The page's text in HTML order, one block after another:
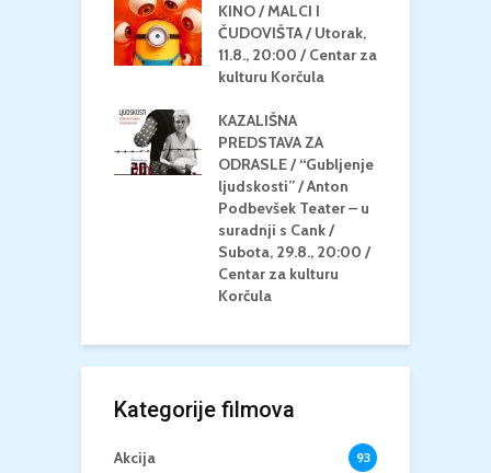
KINO / MALCI I
ČUDOVIŠTA / Utorak,
11.8., 20:00 / Centar za
kulturu Korčula
KAZALIŠNA
PREDSTAVA ZA
ODRASLE / “Gubljenje
ljudskosti” / Anton
Podbevšek Teater – u
suradnji s Cank /
Subota, 29.8., 20:00 /
Centar za kulturu
Korčula
Kategorije filmova
Akcija 93